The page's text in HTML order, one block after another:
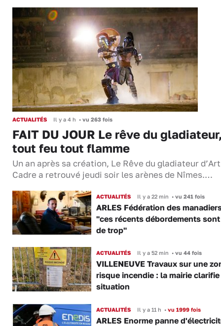
ACTUALITÉS Il y a 4 h • vu 263 fois
FAIT DU JOUR Le rêve du
tout feu tout flamme
Un an après sa création, Le Rêve du gladiateur
Cadre a retrouvé jeudi soir les arènes de Nîmes.…
ACTUALITÉS Il y a 22 min •vu 241 fois
ARLES Fédération des
"ces récents débordements
de trop"
ACTUALITÉS Il y a 52 min •vu 44 fois
VILLENEUVE Travaux sur une
risque incendie : la mairie
situation
ACTUALITÉS Il y a 11 h •vu 1999 fois
ARLES Enorme panne